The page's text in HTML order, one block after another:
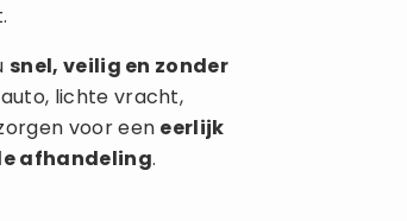
snel, veilig en zonder
lichte vracht,
voor een eerlijk
afhandeling.